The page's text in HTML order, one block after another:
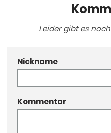
Leider gibt es
Nickname
Kommentar